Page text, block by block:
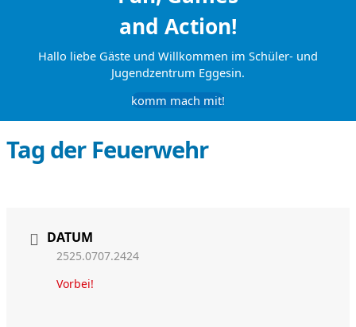
and Action!
Hallo liebe Gäste und Willkommen im Schüler- und
Jugendzentrum Eggesin.
komm mach mit!
Tag der Feuerwehr
DATUM
2525.0707.2424
Vorbei!